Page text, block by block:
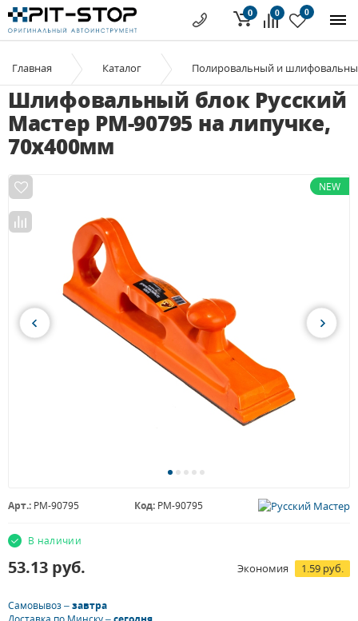
0 0
0
Главная Каталог Полировальный и
Шлифовальный блок Русский
Мастер РМ-90795 на липучке,
70х400мм
NEW
Арт.: РМ-90795 Код: РМ-90795
В наличии
53.13 руб. Экономия 1.59 руб.
Самовывоз –завтра